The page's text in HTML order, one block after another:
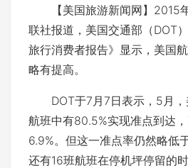
【美国旅游新闻网】2015
联社报道，美国交通部（DOT
旅行消费者报告》显示，美国
略有提高。
DOT于7月7日表示，5月，
航班中有80.5%实现准点到达
6.9%。但这一准点率仍然略低
还有16班航班在停机坪停留的